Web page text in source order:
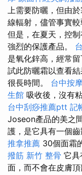
上需要防曬，但由
線輻射，儘管事實較
但是，在夏天，控
強烈的保護產品。
是氧化鋅高，經常留
試此防曬霜以查看
很長時間。 台中按
生館 吸收後，沒有
台中刮痧推薦ptt 記
Joseon產品的美之
護，是它具有一個
推拿推薦 30個面霜
撥筋 新竹 整骨 它具
面，而不會在皮膚頂